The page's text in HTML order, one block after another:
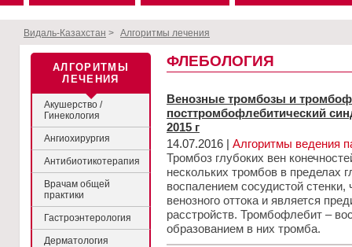
Видаль-Казахстан > Алгоритмы лечения
АЛГОРИТМЫ
ЛЕЧЕНИЯ
Акушерство /
Гинекология
Ангиохирургия
Антибиотикотерапия
Врачам общей
практики
Гастроэнтерология
Дерматология
ФЛЕБОЛОГИЯ
Венозные тромбозы и
посттромбофлебитический
2015 г
14.07.2016 | Алгоритмы ведения
Тромбоз глубоких вен
нескольких тромбов в пределах
воспалением сосудистой
венозного оттока и является
расстройств. Тромбофлебит –
образованием в них тромба.